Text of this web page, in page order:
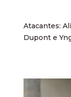
Atacantes:
Dupont e